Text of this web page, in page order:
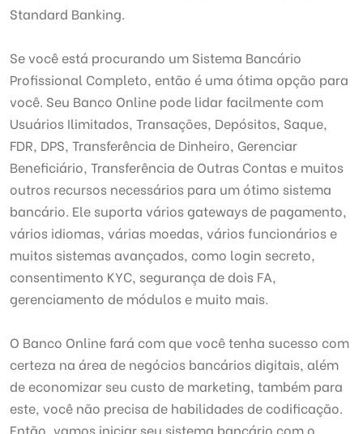
Standard Banking.
Se você está procurando um Sistema Bancário
Profissional Completo, então é uma ótima opção para
você. Seu Banco Online pode lidar facilmente com
Usuários Ilimitados, Transações, Depósitos, Saque,
FDR, DPS, Transferência de Dinheiro, Gerenciar
Beneficiário, Transferência de Outras Contas e muitos
outros recursos necessários para um ótimo sistema
bancário. Ele suporta vários gateways de pagamento,
vários idiomas, várias moedas, vários funcionários e
muitos sistemas avançados, como login secreto,
consentimento KYC, segurança de dois FA,
gerenciamento de módulos e muito mais.
O Banco Online fará com que você tenha sucesso com
certeza na área de negócios bancários digitais, além
de economizar seu custo de marketing, também para
este, você não precisa de habilidades de codificação.
Então, vamos iniciar seu sistema bancário com o